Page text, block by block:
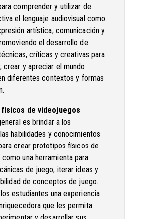
comprender y utilizar de
el lenguaje audiovisual como
artística, comunicación y
el desarrollo de
críticas y creativas para
crear y apreciar el mundo
diferentes contextos y formas
de videojuegos
es brindar a los
habilidades y conocimientos
crear prototipos físicos de
una herramienta para
de juego, iterar ideas y
de conceptos de juego.
estudiantes una experiencia
que les permita